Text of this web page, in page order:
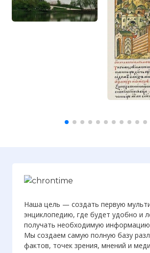
Наша цель — создать первую
энциклопедию, где будет удобно и
получать необходимую
Мы создаем самую полную базу
фактов, точек зрения, мнений и